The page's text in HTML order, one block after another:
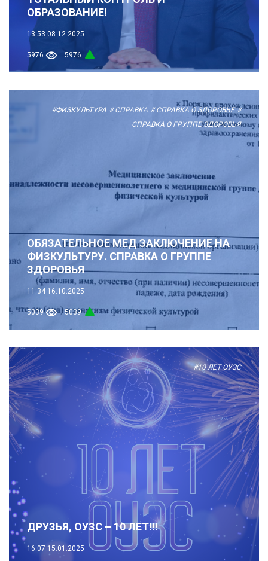
ОБРАЗОВАНИЕ!
13:53 08.12.2025
5976 5976
#ФИЗКУЛЬТУРА # СПРАВКА # СПРАВКА О ЗДОРОВЬЕ #
СПРАВКА О ГРУППЕ ЗДОРОВЬЯ
ОБЯЗАТЕЛЬНОЕ МЕД ЗАКЛЮЧЕНИЕ НА
ФИЗКУЛЬТУРУ. СПРАВКА О ГРУППЕ
ЗДОРОВЬЯ
11:34 16.10.2025
5039 5039
#10 ЛЕТ ОУЗС
ДРУЗЬЯ, ОУЗС – 10 ЛЕТ!!!
16:07 15.01.2025